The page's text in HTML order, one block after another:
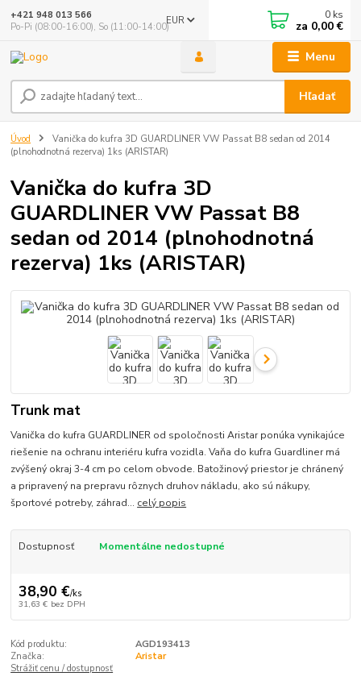
Menu
EUR
Hľadať
+421 948 013 566
Po-Pi (08:00-16:00), So (11:00-14:00)
0 ks
za 0,00 €
Úvod
Vanička do kufra 3D GUARDLINER VW Passat B8 sedan od 2014
(plnohodnotná rezerva) 1ks (ARISTAR)
Vanička do kufra 3D
GUARDLINER VW Passat B8
sedan od 2014 (plnohodnotná
rezerva) 1ks (ARISTAR)
Trunk mat
Vanička do kufra GUARDLINER od spoločnosti Aristar ponúka vynikajúce
riešenie na ochranu interiéru kufra vozidla. Vaňa do kufra Guardliner má
zvýšený okraj 3-4 cm po celom obvode. Batožinový priestor je chránený
a pripravený na prepravu rôznych druhov nákladu, ako sú nákupy,
športové potreby, záhrad... celý popis
Dostupnosť Momentálne nedostupné
38,90 €/ks
31,63 € bez DPH
Kód produktu:
AGD193413
Značka:
Aristar
Strážiť cenu / dostupnosť